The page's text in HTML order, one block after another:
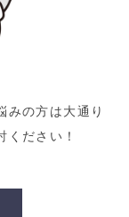
みの方は大通り
ださい！